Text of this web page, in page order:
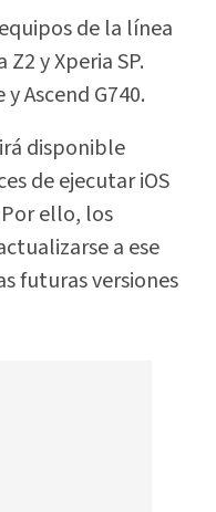
de la línea
y Xperia SP.
Ascend G740.
disponible
de ejecutar iOS
ello, los
a ese
futuras versiones